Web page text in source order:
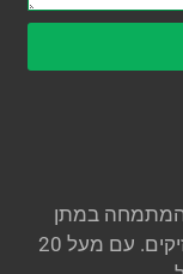
המתמחה במתן
שירותי הדברה נגד כל סוגי החרקים והמזיקים. עם מעל 20